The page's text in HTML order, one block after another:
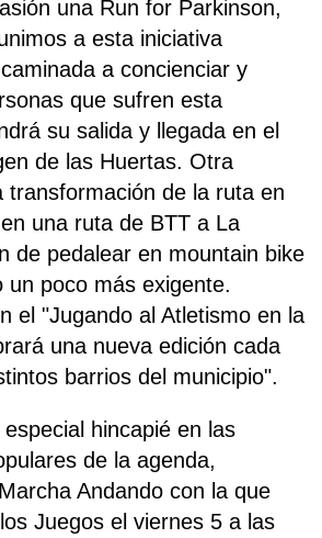
una Run for Parkinson,
a esta iniciativa
a concienciar y
que sufren esta
su salida y llegada en el
de las Huertas. Otra
transformación de la ruta en
una ruta de BTT a La
de pedalear en mountain bike
un poco más exigente.
el "Jugando al Atletismo en la
una nueva edición cada
barrios del municipio".
hincapié en las
de la agenda,
Andando con la que
Juegos el viernes 5 a las